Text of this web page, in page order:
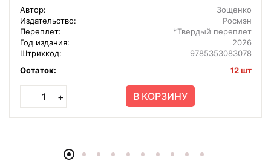
Автор:
Зощенко
Издательство:
Росмэн
Переплет:
*Твердый переплет
Год издания:
2026
Штрихкод:
9785353083078
Остаток:
12 шт
+ В КОРЗИНУ